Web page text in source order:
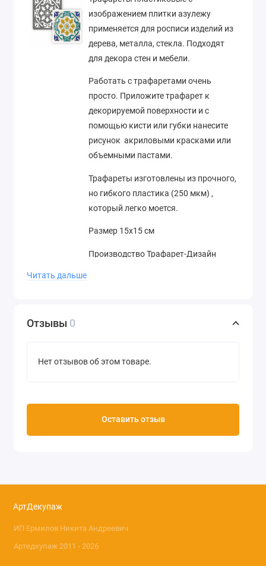
изображением плитки азулежу
применяется для росписи изделий из
дерева, металла, стекла. Подходят
для декора стен и мебели.
Работать с трафаретами очень
просто. Приложите трафарет к
декорируемой поверхности и с
помощью кисти или губки нанесите
рисунок акриловыми красками или
объемными пастами.
Трафареты изготовлены из прочного,
но гибкого пластика (250 мкм) ,
который легко моется.
Размер 15х15 см
Производство Трафарет-Дизайн
Читать дальше
Отзывы 0
Нет отзывов об этом товаре.
Оставить отзыв
АртДекупаж
ИП Ермилов Никита Андреевич
Артедкупаж 2011 - 2026